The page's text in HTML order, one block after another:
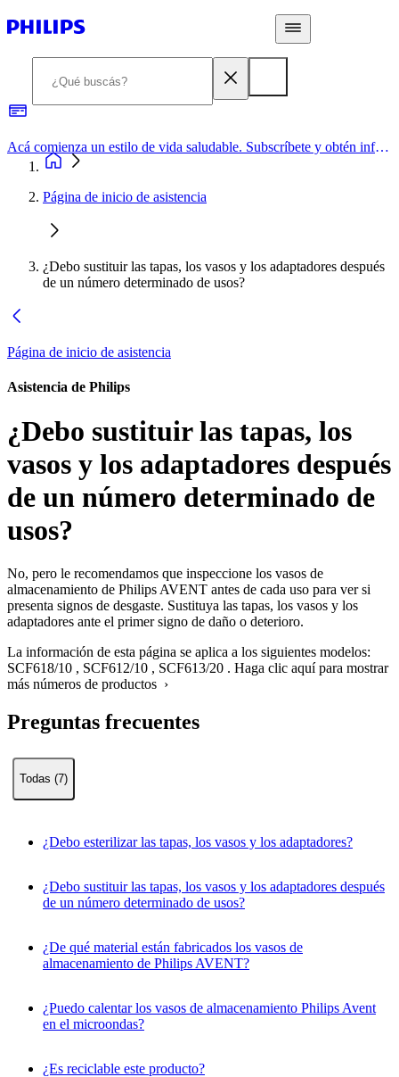
Acá comienza un estilo de vida saludable. Subscríbete y obtén información de primera mano
Página de inicio de asistencia
¿Debo sustituir las tapas, los vasos y los adaptadores después
de un número determinado de usos?
Página de inicio de asistencia
Asistencia de Philips
¿Debo sustituir las tapas, los
vasos y los adaptadores después
de un número determinado de
usos?
No, pero le recomendamos que inspeccione los vasos de
almacenamiento de Philips AVENT antes de cada uso para ver si
presenta signos de desgaste. Sustituya las tapas, los vasos y los
adaptadores ante el primer signo de daño o deterioro.
La información de esta página se aplica a los siguientes modelos:
SCF618/10 , SCF612/10 , SCF613/20 . Haga clic aquí para mostrar
más números de productos ›
Preguntas frecuentes
Todas (7)
¿Debo esterilizar las tapas, los vasos y los adaptadores?
¿Debo sustituir las tapas, los vasos y los adaptadores después
de un número determinado de usos?
¿De qué material están fabricados los vasos de
almacenamiento de Philips AVENT?
¿Puedo calentar los vasos de almacenamiento Philips Avent
en el microondas?
¿Es reciclable este producto?